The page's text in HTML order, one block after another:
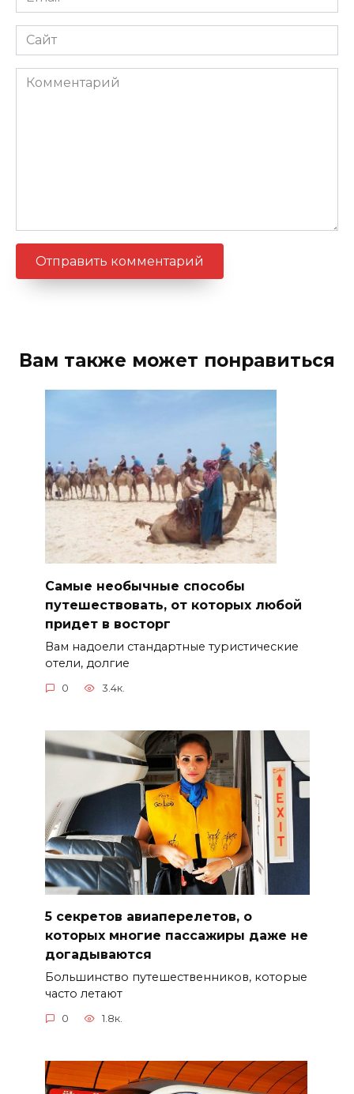
*
Сайт
Комментарий
Вам также может понравиться
Самые необычные способы
путешествовать, от которых любой
придет в восторг
Вам надоели стандартные туристические
отели, долгие
0 3.4к.
5 секретов авиаперелетов, о
которых многие пассажиры даже не
догадываются
Большинство путешественников, которые
часто летают
0 1.8к.